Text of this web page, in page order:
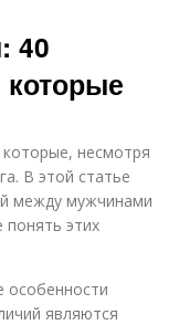
40
несмотря
В этой статье
между мужчинами
этих
особенности
являются